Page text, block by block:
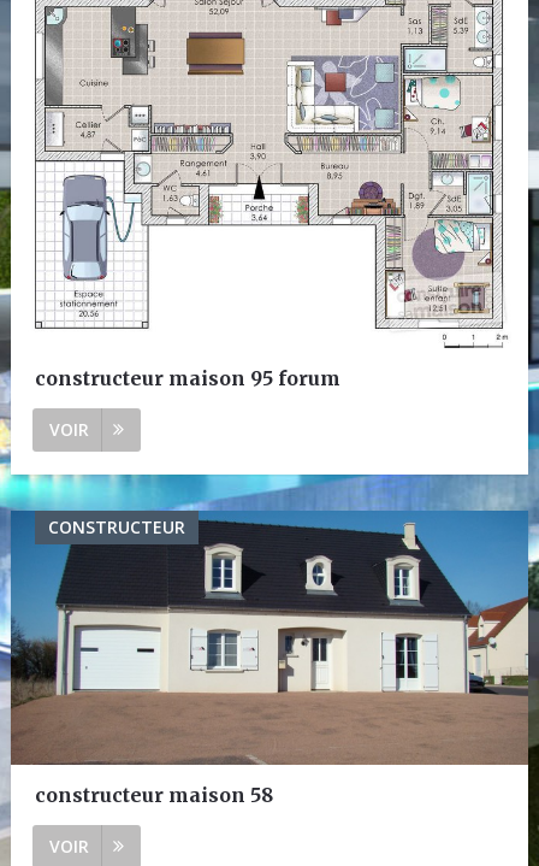
constructeur maison 95 forum
VOIR
CONSTRUCTEUR
constructeur maison 58
VOIR